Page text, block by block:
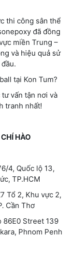
thi công sân thể
đã đồng
miền Trung –
và hiệu quả sử
tại Kon Tum?
vấn tận nơi và
tranh nhất!
HÀO
4, Quốc lộ 13,
TP.HCM
Tổ 2, Khu vực 2,
Cần Thơ
Street 139
Phnom Penh